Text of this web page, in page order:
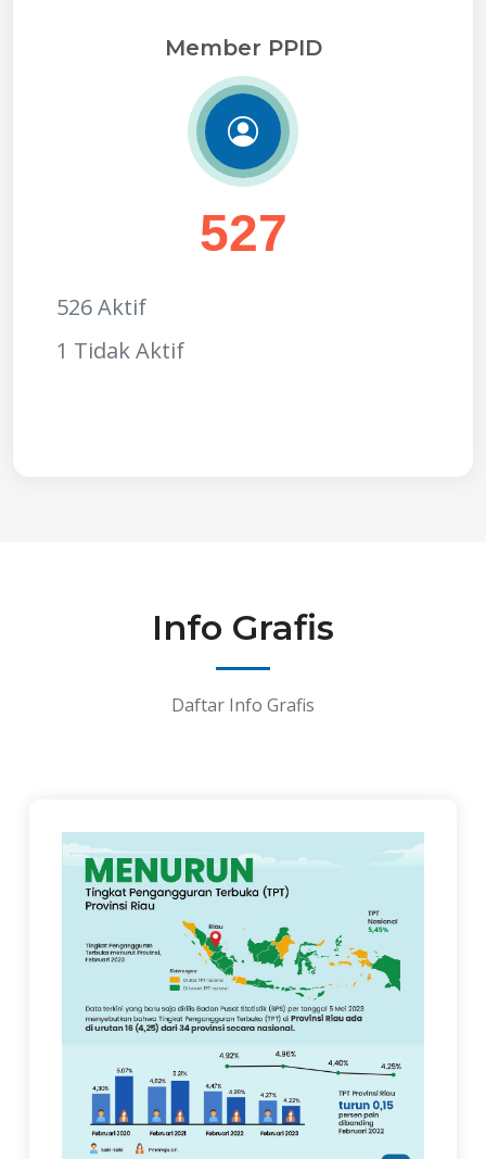
Member PPID
527
526 Aktif
1 Tidak Aktif
Info Grafis
Daftar Info Grafis